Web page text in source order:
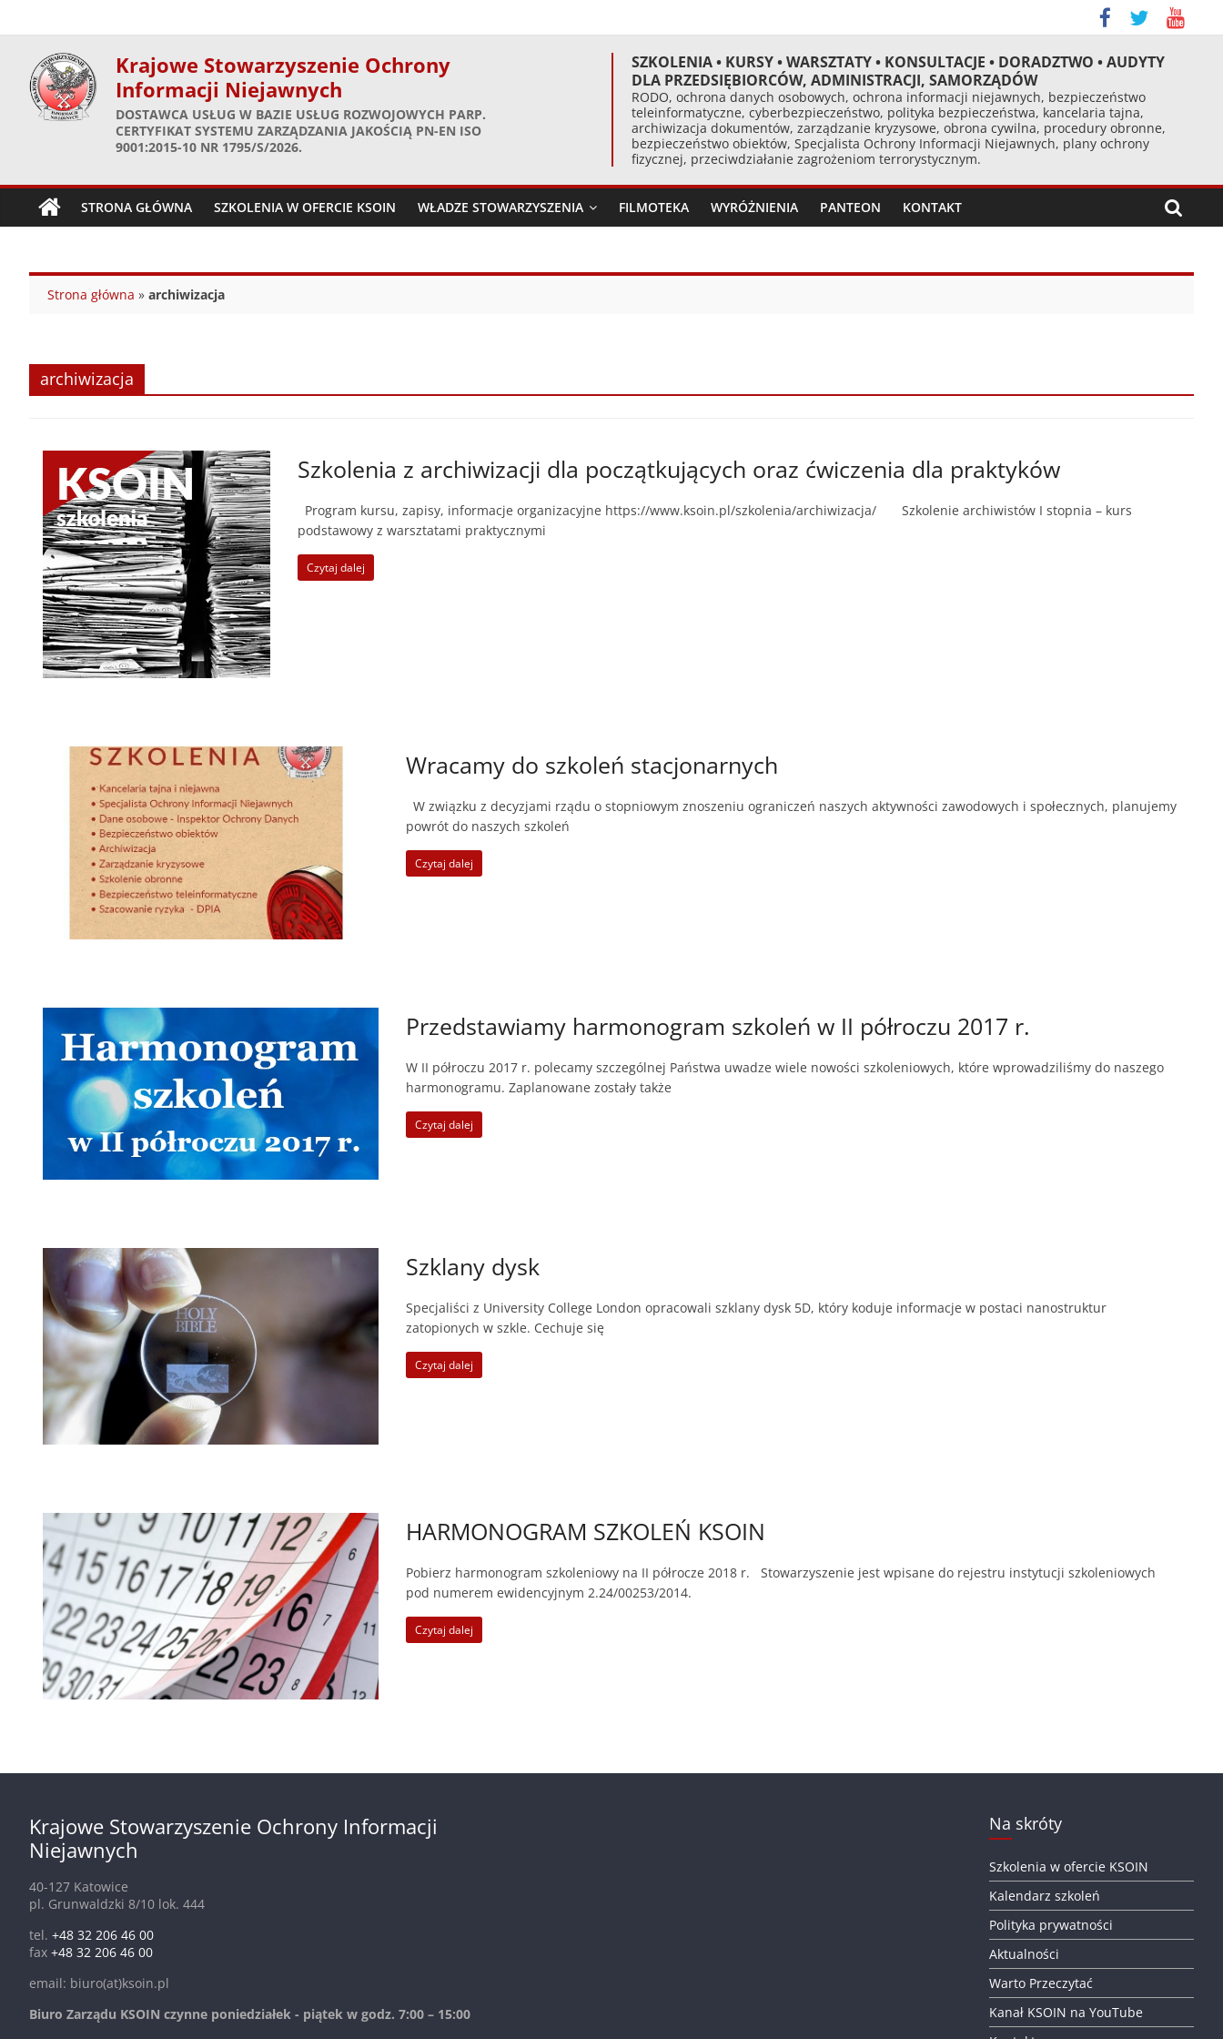
to
content
Krajowe Stowarzyszenie Ochrony
Informacji Niejawnych
DOSTAWCA USŁUG W BAZIE USŁUG ROZWOJOWYCH PARP.
CERTYFIKAT SYSTEMU ZARZĄDZANIA JAKOŚCIĄ PN-EN ISO
9001:2015-10 NR 1795/S/2026.
SZKOLENIA • KURSY • WARSZTATY • KONSULTACJE • DORADZTWO • AUDYTY
DLA PRZEDSIĘBIORCÓW, ADMINISTRACJI, SAMORZĄDÓW
RODO, ochrona danych osobowych, ochrona informacji niejawnych, bezpieczeństwo
teleinformatyczne, cyberbezpieczeństwo, polityka bezpieczeństwa, kancelaria tajna,
archiwizacja dokumentów, zarządzanie kryzysowe, obrona cywilna, procedury obronne,
bezpieczeństwo obiektów, Specjalista Ochrony Informacji Niejawnych, plany ochrony
fizycznej, przeciwdziałanie zagrożeniom terrorystycznym.
STRONA GŁÓWNA SZKOLENIA W OFERCIE KSOIN WŁADZE STOWARZYSZENIA FILMOTEKA WYRÓŻNIENIA PANTEON KONTAKT
Strona główna » archiwizacja
archiwizacja
Szkolenia z archiwizacji dla początkujących oraz ćwiczenia dla praktyków
Program kursu, zapisy, informacje organizacyjne https://www.ksoin.pl/szkolenia/archiwizacja/ Szkolenie archiwistów I stopnia – kurs
podstawowy z warsztatami praktycznymi
Czytaj dalej
Wracamy do szkoleń stacjonarnych
W związku z decyzjami rządu o stopniowym znoszeniu ograniczeń naszych aktywności zawodowych i społecznych, planujemy
powrót do naszych szkoleń
Czytaj dalej
Przedstawiamy harmonogram szkoleń w II półroczu 2017 r.
W II półroczu 2017 r. polecamy szczególnej Państwa uwadze wiele nowości szkoleniowych, które wprowadziliśmy do naszego
harmonogramu. Zaplanowane zostały także
Czytaj dalej
Szklany dysk
Specjaliści z University College London opracowali szklany dysk 5D, który koduje informacje w postaci nanostruktur
zatopionych w szkle. Cechuje się
Czytaj dalej
HARMONOGRAM SZKOLEŃ KSOIN
Pobierz harmonogram szkoleniowy na II półrocze 2018 r. Stowarzyszenie jest wpisane do rejestru instytucji szkoleniowych
pod numerem ewidencyjnym 2.24/00253/2014.
Czytaj dalej
Krajowe Stowarzyszenie Ochrony Informacji
Niejawnych
40-127 Katowice
pl. Grunwaldzki 8/10 lok. 444
tel. +48 32 206 46 00
fax +48 32 206 46 00
email: biuro(at)ksoin.pl
Biuro Zarządu KSOIN czynne poniedziałek - piątek w godz. 7:00 – 15:00
Na skróty
Szkolenia w ofercie KSOIN
Kalendarz szkoleń
Polityka prywatności
Aktualności
Warto Przeczytać
Kanał KSOIN na YouTube